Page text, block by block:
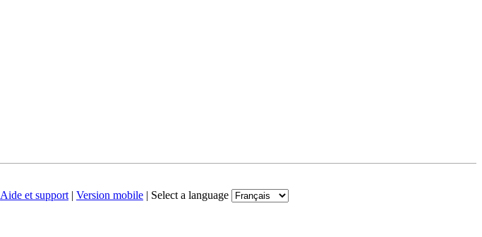
Aide et support | Version mobile | Select a language